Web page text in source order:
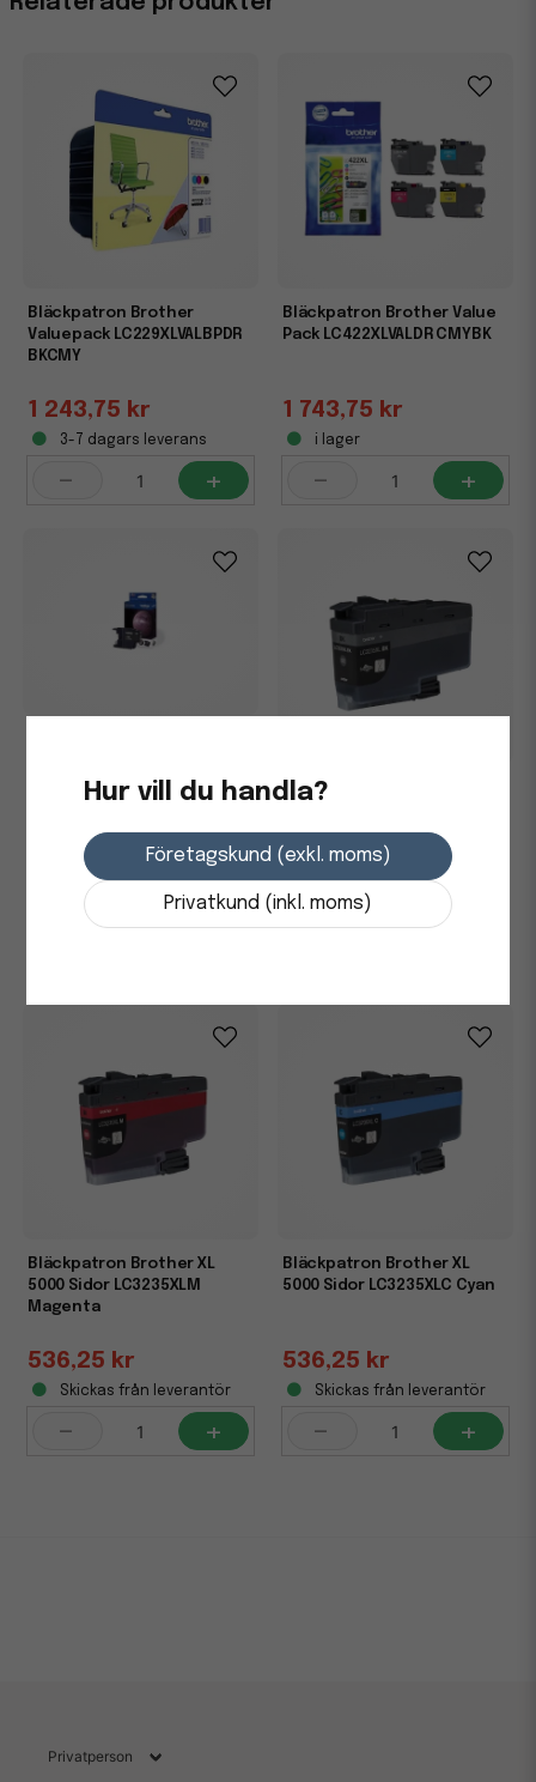
Bläckpatron Brother
Valuepack LC229XLVALBPDR
BKCMY
1 243,75 kr
3-7 dagars leverans
- +
Bläckpatron Brother Value
Pack LC422XLVALDR CMYBK
1 743,75 kr
i lager
- +
293,75 kr
3-7 dagars leverans
+
Bläckpatron Brother XL
611,25 kr
Skickas från leverantör
Bläckpatron Brother XL
5000 Sidor LC3235XLM
Magenta
536,25 kr
Skickas från leverantör
- +
Bläckpatron Brother XL
5000 Sidor LC3235XLC Cyan
536,25 kr
Skickas från leverantör
- +
Hur vill du handla?
Företagskund (exkl. moms)
Privatkund (inkl. moms)